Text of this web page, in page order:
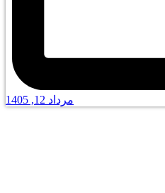
مرداد 12, 1405